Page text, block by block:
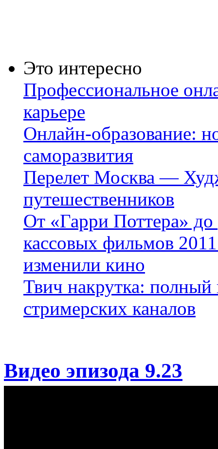
Это интересно
Профессиональное
карьере
Онлайн-образование:
саморазвития
Перелет Москва —
путешественников
От «Гарри Поттера»
кассовых фильмов
изменили кино
Твич накрутка:
стримерских каналов
Видео эпизода 9.23